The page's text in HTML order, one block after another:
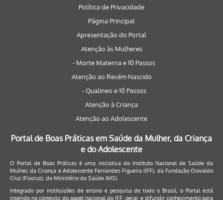
Política de Privacidade
Página Principal
Apresentação do Portal
Atenção às Mulheres
- Morte Materna e 10 Passos
Atenção ao Recém Nascido
- Qualineo e 10 Passos
Atenção à Criança
Atenção ao Adolescente
Portal de Boas Práticas em Saúde da Mulher, da Criança
e do Adolescente
O Portal de Boas Práticas é uma iniciativa do Instituto Nacional de Saúde da
Mulher, da Criança e Adolescente Fernandes Figueira (IFF), da Fundação Oswaldo
Cruz (Fiocruz), do Ministério da Saúde (MS).
Integrado por instituições de ensino e pesquisa de todo o Brasil, o Portal está
inserido no contexto do papel nacional do IFF: gerar e difundir conhecimento para